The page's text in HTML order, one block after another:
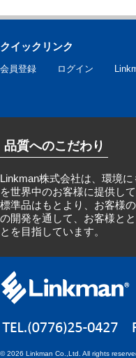
クイックリンク
会員登録 ログイン
品質へのこだわり
Linkman株式会社は、環境
を世界中のお客様に提供して
標準品はもとより、お客様
の開発を通して、お客様と
とを目指しています。
©2026 Linkman Co.,Ltd. All rights